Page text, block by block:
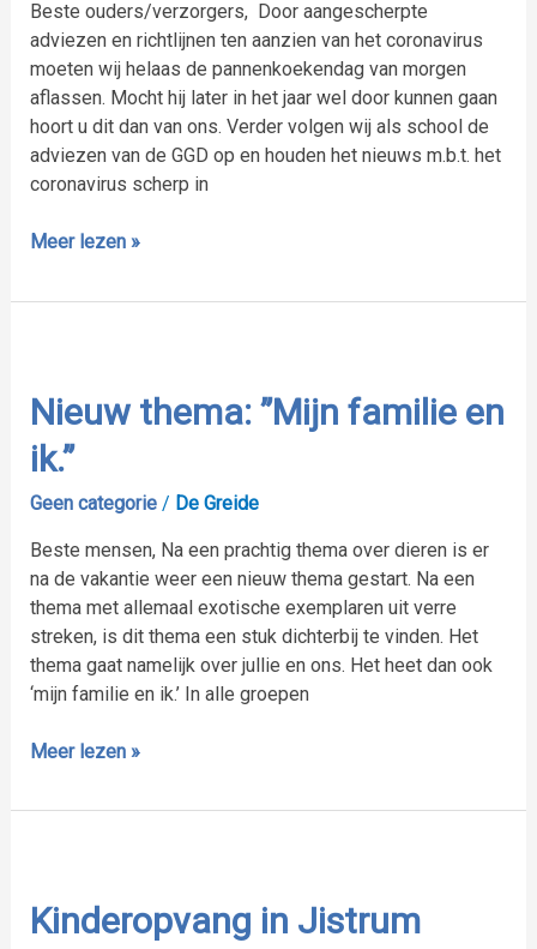
Beste ouders/verzorgers, Door aangescherpte
adviezen en richtlijnen ten aanzien van het coronavirus
moeten wij helaas de pannenkoekendag van morgen
aflassen. Mocht hij later in het jaar wel door kunnen gaan
hoort u dit dan van ons. Verder volgen wij als school de
adviezen van de GGD op en houden het nieuws m.b.t. het
coronavirus scherp in
Meer lezen »
Nieuw thema: ”Mijn familie en
ik.”
Geen categorie/ De Greide
Beste mensen, Na een prachtig thema over dieren is er
na de vakantie weer een nieuw thema gestart. Na een
thema met allemaal exotische exemplaren uit verre
streken, is dit thema een stuk dichterbij te vinden. Het
thema gaat namelijk over jullie en ons. Het heet dan ook
‘mijn familie en ik.’ In alle groepen
”Mijn
familie
en
Meer lezen »
Kinderopvang in Jistrum
Jistrum